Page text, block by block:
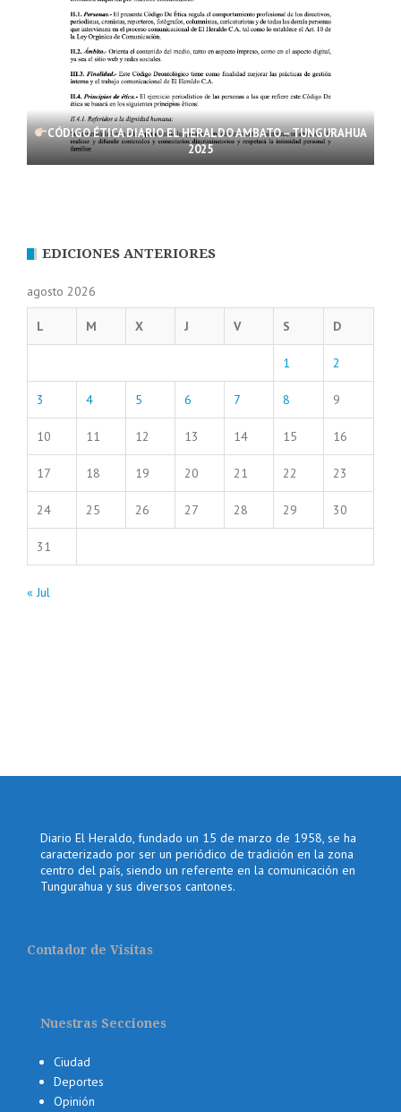
CÓDIGO ÉTICA DIARIO EL HERALDO AMBATO – TUNGURAHUA
2025
EDICIONES ANTERIORES
agosto 2026
L M X J V S D
1 2
3 4 5 6 7 8 9
10 11 12 13 14 15 16
17 18 19 20 21 22 23
24 25 26 27 28 29 30
31
« Jul
Diario El Heraldo, fundado un 15 de marzo de 1958, se ha
caracterizado por ser un periódico de tradición en la zona
centro del país, siendo un referente en la comunicación en
Tungurahua y sus diversos cantones.
Contador de Visitas
Nuestras Secciones
Ciudad
Deportes
Opinión